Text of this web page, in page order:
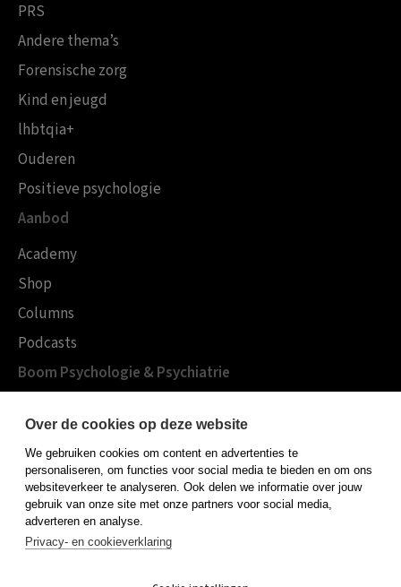
PRS
Andere thema’s
Forensische zorg
Kind en jeugd
lhbtqia+
Ouderen
Positieve psychologie
Aanbod
Academy
Shop
Columns
Podcasts
Boom Psychologie & Psychiatrie
Publiceren bij Boom
Contact
Over de cookies op deze website
We gebruiken cookies om content en advertenties te
personaliseren, om functies voor social media te bieden en om ons
websiteverkeer te analyseren. Ook delen we informatie over jouw
gebruik van onze site met onze partners voor social media,
adverteren en analyse.
Privacy- en cookieverklaring